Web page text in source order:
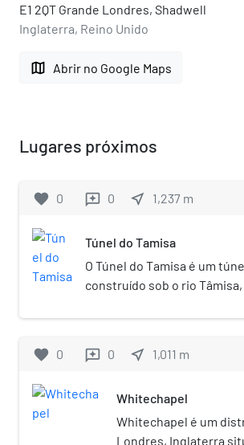
E1 2QT Grande Londres, Shadwell
Inglaterra, Reino Unido
map Abrir no Google Maps
Lugares próximos
favorite 0 reviews 0 near_me 1,237 m
Túnel do Tamisa
O Túnel do Tamisa é um
construído sob o rio Tâmisa,
Wapping. Mede 35 pés (11
e 1300 pés (396 metros) de
profundidade de 75 pés (23
abaixo da superfície do rio
maré alta).
favorite 0 reviews 0 near_me 1,011 m
Whitechapel
Whitechapel é um
Londres, Inglaterra